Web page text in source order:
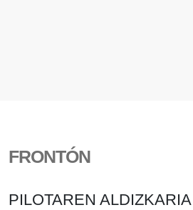
FRONTÓN
PILOTAREN ALDIZKARIA